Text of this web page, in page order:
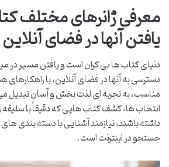
معرفی ژانرهای مختلف
یافتن آنها در فضای آنلاین
دنیای کتاب ها بی کران است و یافتن مسیر در
دسترسی به آنها در فضای آنلاین، با راهکارهای
مناسب، به تجربه ای لذت بخش و آسان تبدیل
انتخاب ها، کشف کتاب هایی که دقیقاً با
داشته باشند، نیازمند آشنایی با دسته بندی
جستجو در اینترنت است.